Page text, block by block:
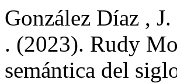
González Díaz ,
. (2023). Rudy
semántica del